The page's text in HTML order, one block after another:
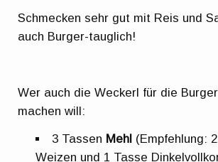
Schmecken sehr gut mit Reis und
auch Burger-tauglich!
Wer auch die Weckerl für die
machen will:
3 Tassen Mehl (Empfehlung:
Weizen und 1 Tasse